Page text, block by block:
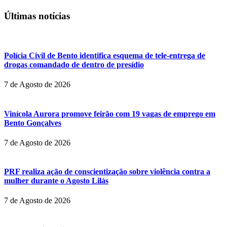
Últimas notícias
Polícia Civil de Bento identifica esquema de tele-entrega de
drogas comandado de dentro de presídio
7 de Agosto de 2026
Vinícola Aurora promove feirão com 19 vagas de emprego em
Bento Gonçalves
7 de Agosto de 2026
PRF realiza ação de conscientização sobre violência contra a
mulher durante o Agosto Lilás
7 de Agosto de 2026